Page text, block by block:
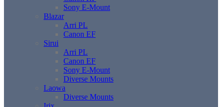
Sony E-Mount
Blazar
Arri PL
Canon EF
Sirui
Arri PL
Canon EF
Sony E-Mount
Diverse Mounts
Laowa
Diverse Mounts